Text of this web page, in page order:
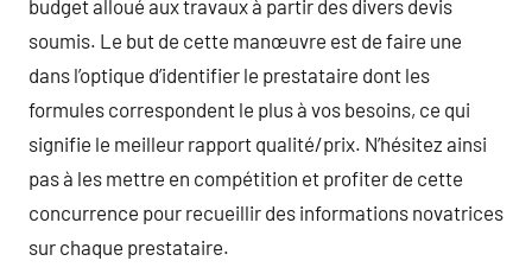
budget alloué aux travaux à partir des divers devis
soumis. Le but de cette manœuvre est de faire une
dans l’optique d’identifier le prestataire dont les
formules correspondent le plus à vos besoins, ce qui
signifie le meilleur rapport qualité/prix. N’hésitez ainsi
pas à les mettre en compétition et profiter de cette
concurrence pour recueillir des informations novatrices
sur chaque prestataire.